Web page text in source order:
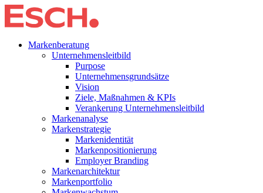
Markenberatung
Unternehmensleitbild
Purpose
Unternehmensgrundsätze
Vision
Ziele, Maßnahmen & KPIs
Verankerung Unternehmensleitbild
Markenanalyse
Markenstrategie
Markenidentität
Markenpositionierung
Employer Branding
Markenarchitektur
Markenportfolio